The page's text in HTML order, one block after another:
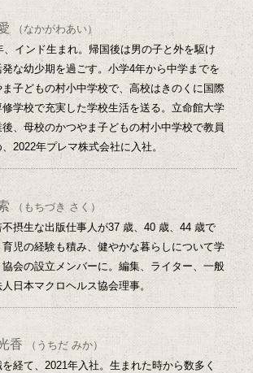
（なかがわあい）
、インド生まれ。帰国後は男の子と外を駆け
発な幼少期を過ごす。小学4年から中学までを
子どもの村小中学校で、高校はきのくに国際
学校で充実した学校生活を送る。立命館大学
後、母校のかつやま子どもの村小中学校で教員
2022年プレマ株式会社に入社。
（もちづき さく）
不摂生な出版仕事人が37 歳、40 歳、44 歳で
児の経験も積み、健やかな暮らしについて学
会の設立メンバーに。編集、ライター、一般
日本マクロヘルス協会理事。
香
（うちだ みか）
経て、2021年入社。生まれた時から数多く